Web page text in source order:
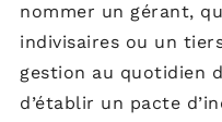
nommer un gérant,
indivisaires ou un
gestion au quotidien
d’établir un pacte